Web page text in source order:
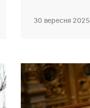
30 вересня 2025